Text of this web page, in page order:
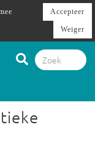
Accepteer
Weiger